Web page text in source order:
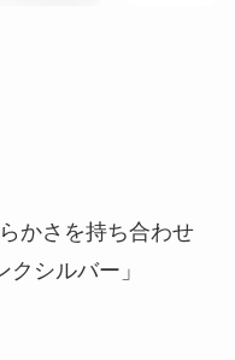
かさを持ち合わせ
シルバー」